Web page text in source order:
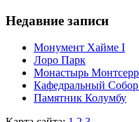
Недавние записи
Монумент Хайме I
Лоро Парк
Монастырь
Кафeдрaльный
Пaмятник Колумбу